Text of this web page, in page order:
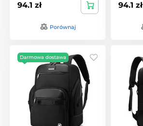
94.1 zł
Porównaj
94.1 zł
Darmowa dostawa